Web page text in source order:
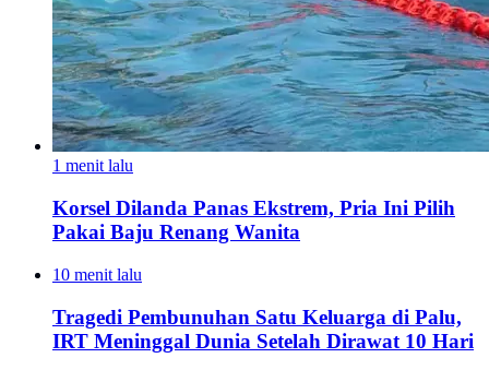
1 menit lalu
Korsel Dilanda Panas Ekstrem, Pria Ini Pilih
Pakai Baju Renang Wanita
10 menit lalu
Tragedi Pembunuhan Satu Keluarga di Palu,
IRT Meninggal Dunia Setelah Dirawat 10 Hari